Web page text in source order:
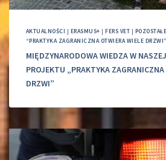
AKTUALNOŚCI | ERASMUS+ |FERS VET | POZOSTAŁE
“PRAKTYKA ZAGRANICZNA OTWIERA WIELE
MIĘDZYNARODOWA WIEDZA W
PROJEKTU „PRAKTYKA
DRZWI”